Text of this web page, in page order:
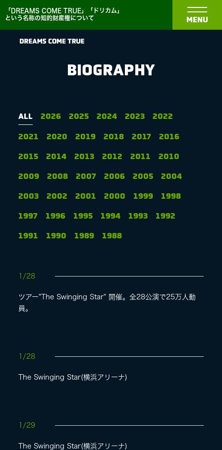
「DREAMS COME TRUE」「ドリカム」
という名称の知的財産権について
MENU
BIOGRAPHY
DISCOGRAPHY
MEDIA
BIOGRAPHY
ALL 2026 2025 2024 2023 2022
2021 2020 2019 2018 2017 2016
2015 2014 2013 2012 2011 2010
2009 2008 2007 2006 2005 2004
2003 2002 2001 2000 1999 1998
1997 1996 1995 1994 1993 1992
1991 1990 1989 1988
1/28
ツアー"The Swinging Star" 開催。全28公演で25万人動
員。
1/28
The Swinging Star(横浜アリーナ)
1/29
The Swinging Star(横浜アリーナ)